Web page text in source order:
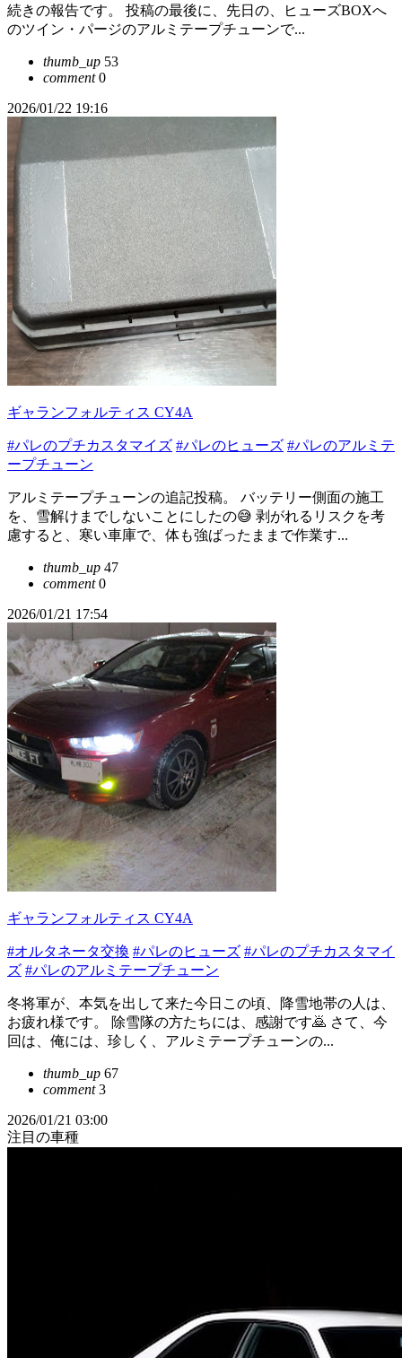
続きの報告です。 投稿の最後に、先日の、ヒューズBOXへ
のツイン・パージのアルミテープチューンで...
thumb_up 53
comment0
2026/01/22 19:16
ギャランフォルティス CY4A
#パレのプチカスタマイズ #パレのヒューズ #パレのアルミテ
ープチューン
アルミテープチューンの追記投稿。 バッテリー側面の施工
を、雪解けまでしないことにしたの😅 剥がれるリスクを考
慮すると、寒い車庫で、体も強ばったままで作業す...
thumb_up 47
comment0
2026/01/21 17:54
ギャランフォルティス CY4A
#オルタネータ交換 #パレのヒューズ #パレのプチカスタマイ
ズ #パレのアルミテープチューン
冬将軍が、本気を出して来た今日この頃、降雪地帯の人は、
お疲れ様です。 除雪隊の方たちには、感謝です🙇 さて、今
回は、俺には、珍しく、アルミテープチューンの...
thumb_up 67
comment3
2026/01/21 03:00
注目の車種